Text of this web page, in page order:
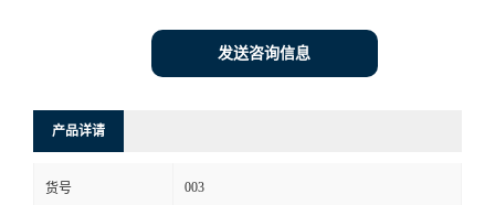
发送咨询信息
产品详请
货号 003